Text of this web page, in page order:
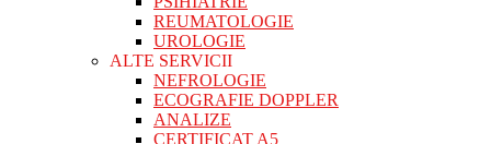
REUMATOLOGIE
UROLOGIE
ALTE SERVICII
NEFROLOGIE
ECOGRAFIE DOPPLER
ANALIZE
CERTIFICAT A5